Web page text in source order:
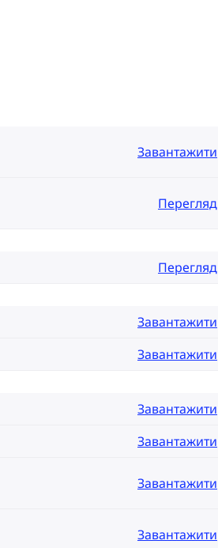
Завантажити
Перегляд
Перегляд
Завантажити
Завантажити
Завантажити
Завантажити
Завантажити
Завантажити